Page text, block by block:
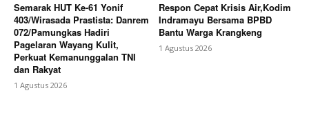
Semarak HUT Ke-61 Yonif
403/Wirasada Prastista: Danrem
072/Pamungkas Hadiri
Pagelaran Wayang Kulit,
Perkuat Kemanunggalan TNI
dan Rakyat
1 Agustus 2026
Respon Cepat Krisis Air,Kodim
Indramayu Bersama BPBD
Bantu Warga Krangkeng
1 Agustus 2026